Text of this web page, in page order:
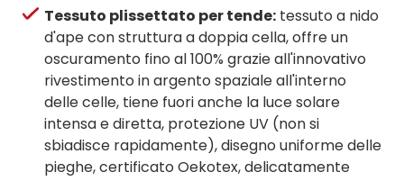
Tessuto plissettato per tende: tessuto a nido
d'ape con struttura a doppia cella, offre un
oscuramento fino al 100% grazie all'innovativo
rivestimento in argento spaziale all'interno
delle celle, tiene fuori anche la luce solare
intensa e diretta, protezione UV (non si
sbiadisce rapidamente), disegno uniforme delle
pieghe, certificato Oekotex, delicatamente